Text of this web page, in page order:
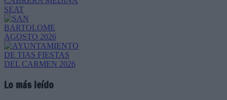
Lo más leído